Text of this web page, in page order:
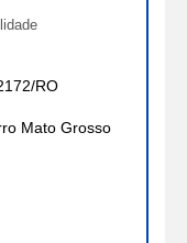
RO
Mato Grosso